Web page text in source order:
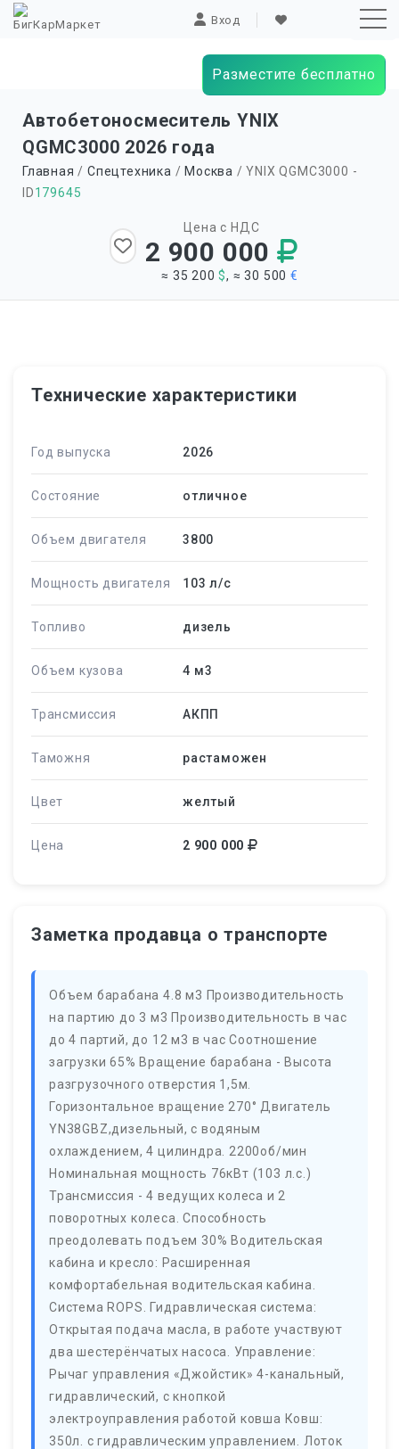
Вход
Разместите бесплатно
Автобетоносмеситель YNIX
QGMC3000 2026 года
Главная /Спецтехника / Москва / YNIX QGMC3000 -
ID179645
Цена с НДС
2 900 000
≈ 35 200$, ≈ 30 500€
Технические характеристики
Год выпуска 2026
Состояние отличное
Объем двигателя 3800
Мощность двигателя 103 л/c
Топливо дизель
Объем кузова 4 м3
Трансмиссия АКПП
Таможня растаможен
Цвет желтый
Цена 2 900 000
Заметка продавца о транспорте
Объем барабана 4.8 м3 Производительность
на партию до 3 м3 Производительность в час
до 4 партий, до 12 м3 в час Соотношение
загрузки 65% Вращение барабана - Высота
разгрузочного отверстия 1,5м.
Горизонтальное вращение 270° Двигатель
YN38GBZ,дизельный, с водяным
охлаждением, 4 цилиндра. 2200об/мин
Номинальная мощность 76кВт (103 л.с.)
Трансмиссия - 4 ведущих колеса и 2
поворотных колеса. Способность
преодолевать подъем 30% Водительская
кабина и кресло: Расширенная
комфортабельная водительская кабина.
Система ROPS. Гидравлическая система:
Открытая подача масла, в работе участвуют
два шестерёнчатых насоса. Управление:
Рычаг управления «Джойстик» 4-канальный,
гидравлический, с кнопкой
электроуправления работой ковша Ковш:
350л. с гидравлическим управлением. Лоток